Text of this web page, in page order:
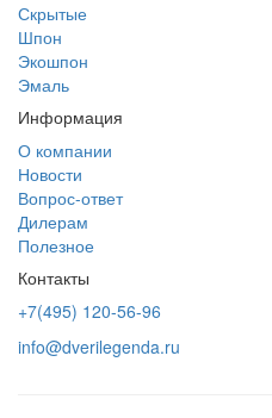
Скрытые
Шпон
Экошпон
Эмаль
Информация
О компании
Новости
Вопрос-ответ
Дилерам
Полезное
Контакты
+7(495) 120-56-96
info@dverilegenda.ru